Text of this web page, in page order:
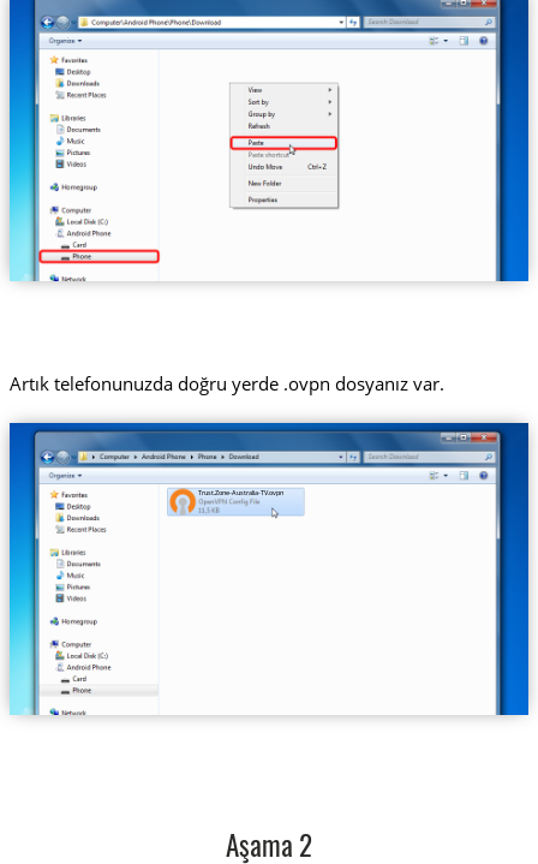
Artık telefonunuzda doğru yerde .ovpn dosyanız var.
Trust.Zone-Australia-TV.ovpn
Aşama 2